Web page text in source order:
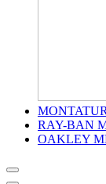
RAY-BAN
OAKLEY